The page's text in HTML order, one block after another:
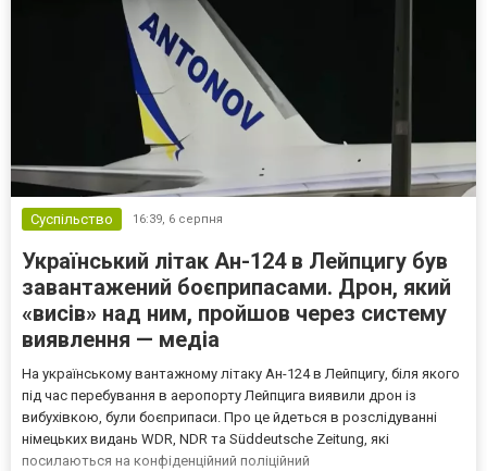
Суспільство 16:39, 6 серпня
Український літак Ан-124 в Лейпцигу був
завантажений боєприпасами. Дрон, який
«висів» над ним, пройшов через систему
виявлення — медіа
На українському вантажному літаку Ан-124 в Лейпцигу, біля якого
під час перебування в аеропорту Лейпцига виявили дрон із
вибухівкою, були боєприпаси. Про це йдеться в розслідуванні
німецьких видань WDR, NDR та Süddeutsche Zeitung, які
посилаються на конфіденційний поліційний